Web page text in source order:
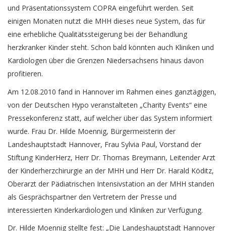
und Präsentationssystem COPRA eingeführt werden. Seit
einigen Monaten nutzt die MHH dieses neue System, das für
eine erhebliche Qualitätssteigerung bei der Behandlung
herzkranker Kinder steht. Schon bald könnten auch Kliniken und
Kardiologen über die Grenzen Niedersachsens hinaus davon
profitieren.
Am 12.08.2010 fand in Hannover im Rahmen eines ganztägigen,
von der Deutschen Hypo veranstalteten „Charity Events“ eine
Pressekonferenz statt, auf welcher über das System informiert
wurde. Frau Dr. Hilde Moennig, Bürgermeisterin der
Landeshauptstadt Hannover, Frau Sylvia Paul, Vorstand der
Stiftung KinderHerz, Herr Dr. Thomas Breymann, Leitender Arzt
der Kinderherzchirurgie an der MHH und Herr Dr. Harald Köditz,
Oberarzt der Pädiatrischen Intensivstation an der MHH standen
als Gesprächspartner den Vertretern der Presse und
interessierten Kinderkardiologen und Kliniken zur Verfügung.
Dr. Hilde Moennig stellte fest: „Die Landeshauptstadt Hannover